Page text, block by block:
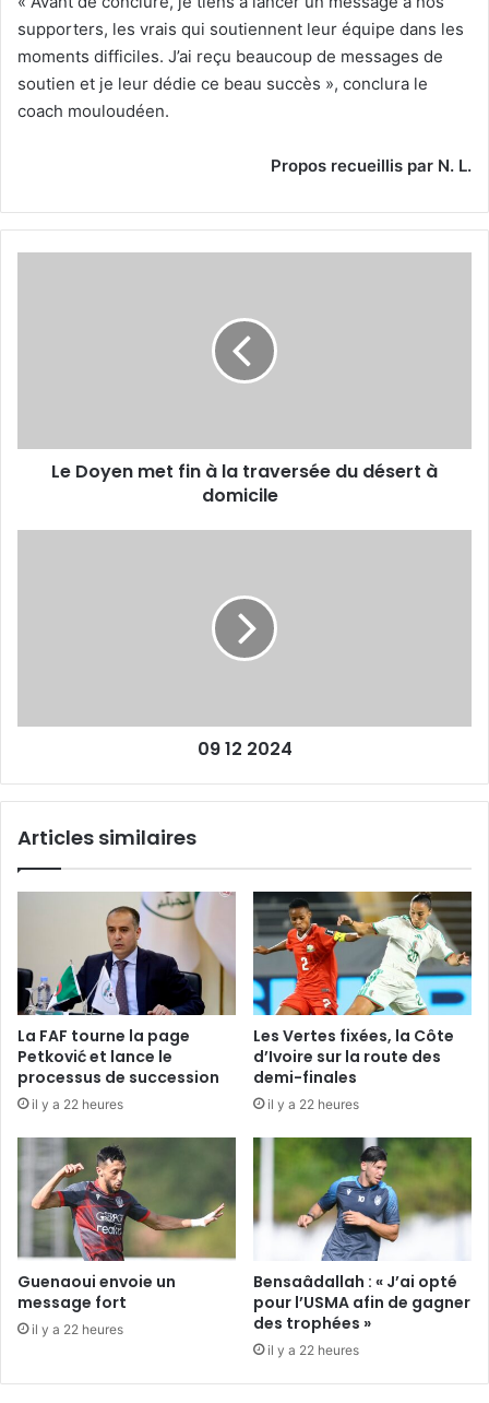
supporters, les vrais qui soutiennent leur équipe dans les
moments difficiles. J’ai reçu beaucoup de messages de
soutien et je leur dédie ce beau succès », conclura le
coach mouloudéen.
Propos recueillis par N. L.
à
domicileLe Doyen met fin à la traversée du désert à
domicile
09 12 2024
Articles similaires
La FAF tourne la page
Petković et lance le
processus de succession
il y a 22 heures
Les Vertes fixées, la Côte
d’Ivoire sur la route des
demi-finales
il y a 22 heures
Guenaoui envoie un
message fort
il y a 22 heures
Bensaâdallah : « J’ai opté
pour l’USMA afin de gagner
des trophées »
il y a 22 heures